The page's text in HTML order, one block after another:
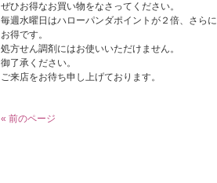
ぜひお得なお買い物をなさってください。
毎週水曜日はハローパンダポイントが２倍、さらに
お得です。
処方せん調剤にはお使いいただけません。
御了承ください。
ご来店をお待ち申し上げております。
« 前のページ